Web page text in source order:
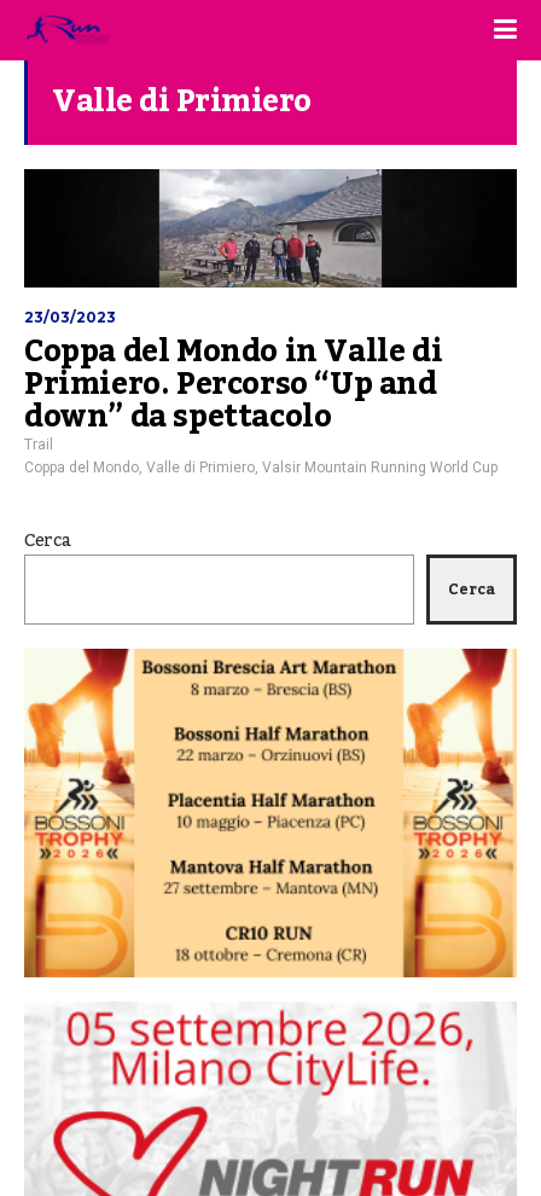
Valle di Primiero
23/03/2023
Coppa del Mondo in Valle di
Primiero. Percorso “Up and
down” da spettacolo
Trail
Coppa del Mondo Valle di Primiero Valsir Mountain Running World Cup
Cerca
Cerca